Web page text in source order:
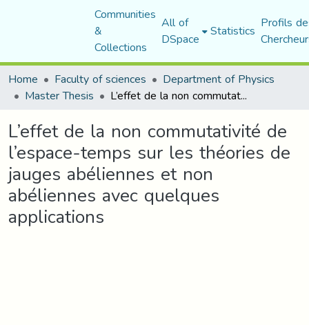
Communities
&
Collections
All of
DSpace Statistics Profils
Home
Faculty of sciences Department of Physics
Master Thesis L’effet de la non commutativité de l’espace-temps sur les théories de jauges abéliennes et non abéliennes avec quelques applications
L’effet de la non commutativité de
l’espace-temps sur les théories de
jauges abéliennes et non
abéliennes avec quelques
applications